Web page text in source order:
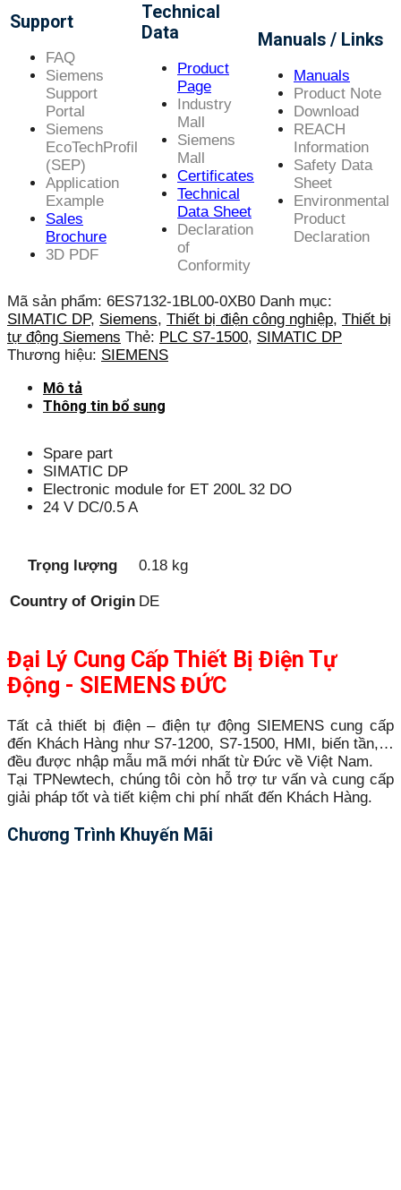
Support
FAQ
Siemens
Support
Portal
Siemens
EcoTechProfil
(SEP)
Application
Example
Sales
Brochure
3D PDF
Technical
Data
Product
Page
Industry
Mall
Siemens
Mall
Certificates
Technical
Data Sheet
Declaration
of
Conformity
Manuals / Links
Manuals
Product Note
Download
REACH
Information
Safety Data
Sheet
Environmental
Product
Declaration
Mã sản phẩm: 6ES7132-1BL00-0XB0 Danh mục:
SIMATIC DP, Siemens, Thiết bị điện công nghiệp, Thiết bị
tự động Siemens Thẻ: PLC S7-1500, SIMATIC DP
Thương hiệu: SIEMENS
Mô tả
Thông tin bổ sung
Spare part
SIMATIC DP
Electronic module for ET 200L 32 DO
24 V DC/0.5 A
Trọng lượng 0.18 kg
Country of Origin DE
Đại Lý Cung Cấp Thiết Bị Điện Tự
Động - SIEMENS ĐỨC
Tất cả thiết bị điện – điện tự động SIEMENS cung cấp
đến Khách Hàng như S7-1200, S7-1500, HMI, biến tần,…
đều được nhập mẫu mã mới nhất từ Đức về Việt Nam.
Tại TPNewtech, chúng tôi còn hỗ trợ tư vấn và cung cấp
giải pháp tốt và tiết kiệm chi phí nhất đến Khách Hàng.
Chương Trình Khuyến Mãi